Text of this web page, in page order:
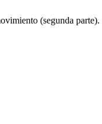
(segunda parte).